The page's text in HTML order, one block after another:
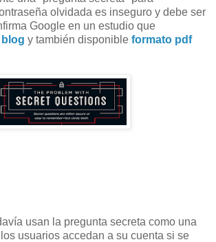
olvidada es inseguro y debe ser
Google en un estudio que
y también disponible formato pdf
usan la pregunta secreta como una
usuarios accedan a su cuenta si se